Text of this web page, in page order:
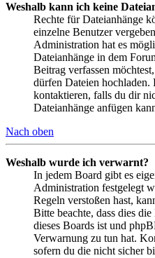
Weshalb kann ich keine
Rechte für Dateianhänge
einzelne Benutzer
Administration hat es
Dateianhänge in dem
Beitrag verfassen
dürfen Dateien
kontaktieren, falls du dir
Dateianhänge anfügen
Nach oben
Weshalb wurde ich verwarnt?
In jedem Board gibt es
Administration festgelegt
Regeln verstoßen hast,
Bitte beachte, dass dies
dieses Boards ist und
Verwarnung zu tun hat.
sofern du die nicht sicher